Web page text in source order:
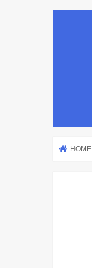
HOME